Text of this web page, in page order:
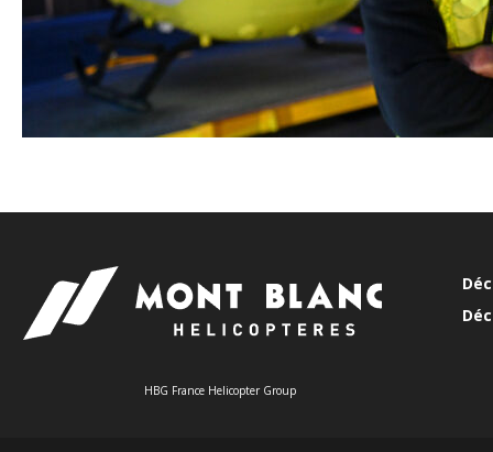
HBG France Helicopter Group